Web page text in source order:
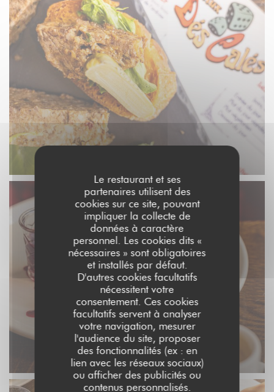
Le restaurant et ses
partenaires utilisent des
cookies sur ce site, pouvant
impliquer la collecte de
données à caractère
personnel. Les cookies dits «
nécessaires » sont obligatoires
et installés par défaut.
D'autres cookies facultatifs
nécessitent votre
consentement. Ces cookies
facultatifs servent à analyser
votre navigation, mesurer
l'audience du site, proposer
des fonctionnalités (ex : en
lien avec les réseaux sociaux)
ou afficher des publicités ou
contenus personnalisés.